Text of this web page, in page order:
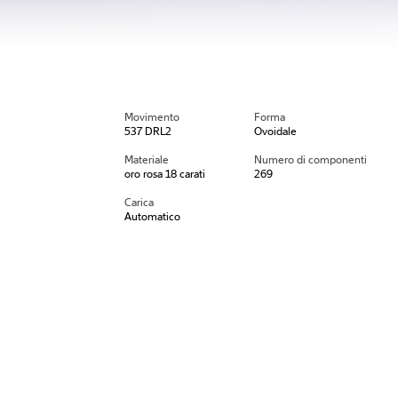
Movimento
537 DRL2
Forma
Ovoidale
Materiale
oro rosa 18 carati
Numero di componenti
269
Carica
Automatico